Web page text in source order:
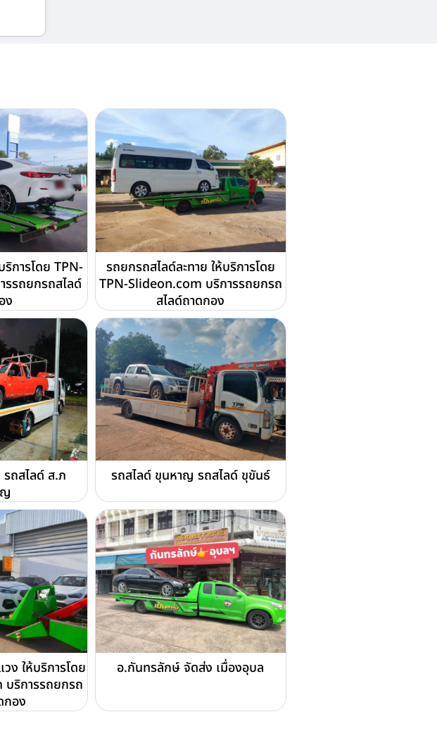
การโดย TPN-
รถยกรถสไลด์
ง
รถยกรถสไลด์ละทาย ให้บริการโดย
TPN-Slideon.com บริการรถยกรถ
สไลด์ถาดกอง
ถสไลด์ ส.ภ
รถสไลด์ ขุนหาญ รถสไลด์ ขุขันธ์
ง ให้บริการโดย
ริการรถยกรถ
กอง
อ.กันทรลักษ์ จัดส่ง เมื่องอุบล